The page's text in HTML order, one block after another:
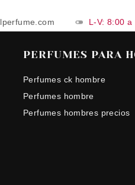
L-V: 8:00 a
PERFUMES PARA
Perfumes ck hombre
Perfumes hombre
Perfumes hombres precios